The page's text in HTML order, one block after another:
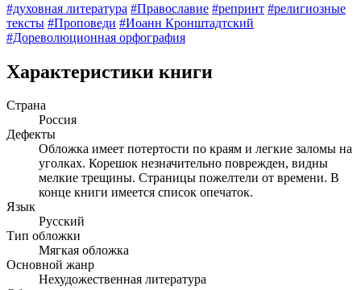
#духовная литература #Православие #репринт #религиозные
тексты #Проповеди #Иоанн Кронштадтский
#Дореволюционная орфография
Характеристики книги
Страна
Россия
Дефекты
Обложка имеет потертости по краям и легкие заломы на
уголках. Корешок незначительно поврежден, видны
мелкие трещины. Страницы пожелтели от времени. В
конце книги имеется список опечаток.
Язык
Русский
Тип обложки
Мягкая обложка
Основной жанр
Нехудожественная литература